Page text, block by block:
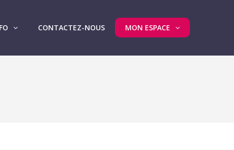
CONTACTEZ-NOUS MON ESPACE